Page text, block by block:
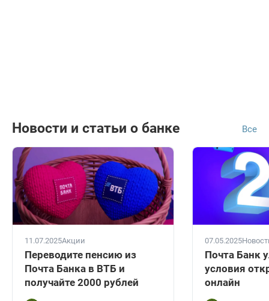
Новости и статьи о банке Все
11.07.2025Акции
Переводите пенсию из
Почта Банка в ВТБ и
получайте 2000 рублей
07.05.2025
Почта Банк
условия
онлайн